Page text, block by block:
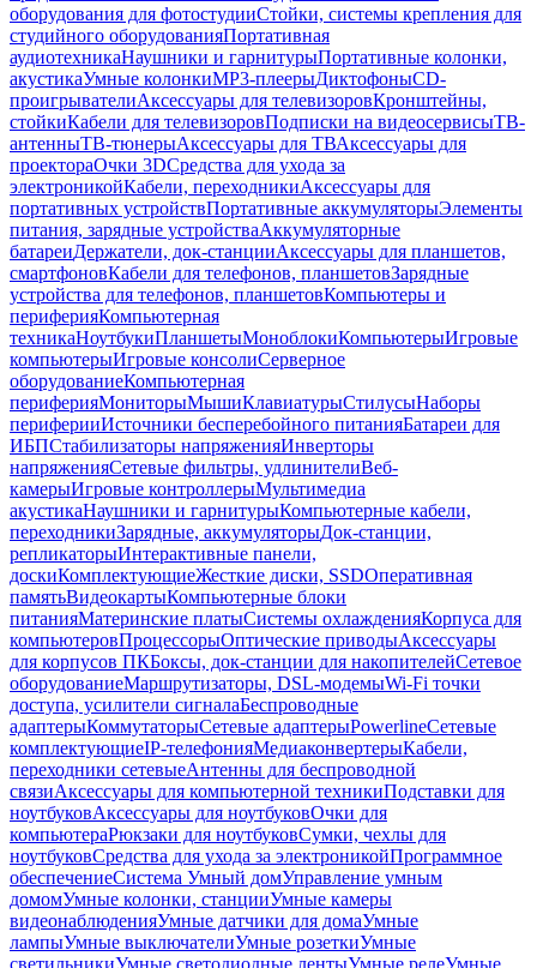
оборудования для фотостудииСтойки, системы крепления для
студийного оборудованияПортативная
аудиотехникаНаушники и гарнитурыПортативные колонки,
акустикаУмные колонкиMP3-плеерыДиктофоныCD-
проигрывателиАксессуары для телевизоровКронштейны,
стойкиКабели для телевизоровПодписки на видеосервисыТВ-
антенныТВ-тюнерыАксессуары для ТВАксессуары для
проектораОчки 3DСредства для ухода за
электроникойКабели, переходникиАксессуары для
портативных устройствПортативные аккумуляторыЭлементы
питания, зарядные устройстваАккумуляторные
батареиДержатели, док-станцииАксессуары для планшетов,
смартфоновКабели для телефонов, планшетовЗарядные
устройства для телефонов, планшетовКомпьютеры и
периферияКомпьютерная
техникаНоутбукиПланшетыМоноблокиКомпьютерыИгровые
компьютерыИгровые консолиСерверное
оборудованиеКомпьютерная
периферияМониторыМышиКлавиатурыСтилусыНаборы
периферииИсточники бесперебойного питанияБатареи для
ИБПСтабилизаторы напряженияИнверторы
напряженияСетевые фильтры, удлинителиВеб-
камерыИгровые контроллерыМультимедиа
акустикаНаушники и гарнитурыКомпьютерные кабели,
переходникиЗарядные, аккумуляторыДок-станции,
репликаторыИнтерактивные панели,
доскиКомплектующиеЖесткие диски, SSDОперативная
памятьВидеокартыКомпьютерные блоки
питанияМатеринские платыСистемы охлажденияКорпуса для
компьютеровПроцессорыОптические приводыАксессуары
для корпусов ПКБоксы, док-станции для накопителейСетевое
оборудованиеМаршрутизаторы, DSL-модемыWi-Fi точки
доступа, усилители сигналаБеспроводные
адаптерыКоммутаторыСетевые адаптерыPowerlineСетевые
комплектующиеIP-телефонияМедиаконвертерыКабели,
переходники сетевыеАнтенны для беспроводной
связиАксессуары для компьютерной техникиПодставки для
ноутбуковАксессуары для ноутбуковОчки для
компьютераРюкзаки для ноутбуковСумки, чехлы для
ноутбуковСредства для ухода за электроникойПрограммное
обеспечениеСистема Умный домУправление умным
домомУмные колонки, станцииУмные камеры
видеонаблюденияУмные датчики для домаУмные
лампыУмные выключателиУмные розеткиУмные
светильникиУмные светодиодные лентыУмные релеУмные